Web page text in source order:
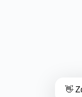
👋